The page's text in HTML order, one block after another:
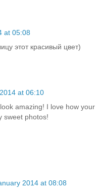
at 05:08
этот красивый цвет)
at 06:10
amazing! I love how your
sweet photos!
2014 at 08:08